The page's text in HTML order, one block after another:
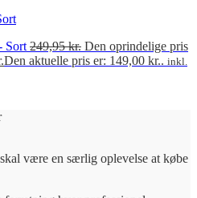
249,95kr. Den oprindelige pris
Den aktuelle pris er: 149,00 kr.. inkl.
være en særlig oplevelse at købe